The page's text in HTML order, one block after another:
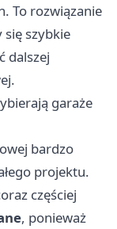
To rozwiązanie
się szybkie
dalszej
garaże
bardzo
projektu.
częściej
, ponieważ